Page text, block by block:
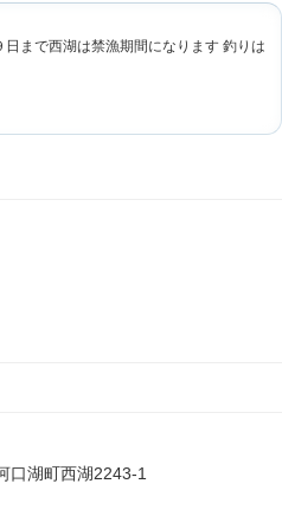
まで西湖は禁漁期間になります 釣りは
口湖町西湖2243-1